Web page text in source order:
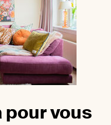
pour vous